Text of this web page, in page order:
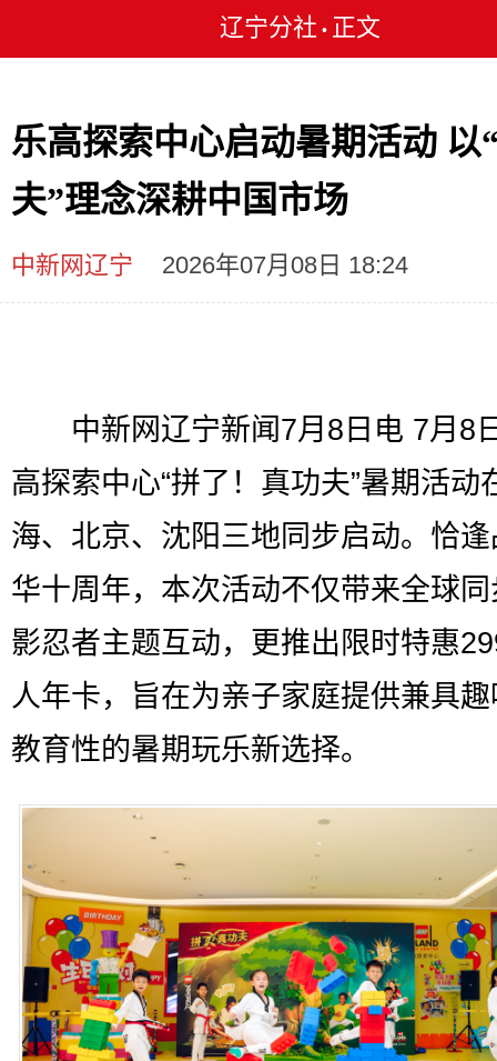
辽宁分社 • 正文
乐高探索中心启动暑期活动 以
夫”理念深耕中国市场
中新网辽宁 2026年07月08日 18:24
中新网辽宁新闻7月8日电 7月8
高探索中心“拼了！真功夫”暑期活动
海、北京、沈阳三地同步启动。恰
华十周年，本次活动不仅带来全球
影忍者主题互动，更推出限时特惠
人年卡，旨在为亲子家庭提供兼具
教育性的暑期玩乐新选择。